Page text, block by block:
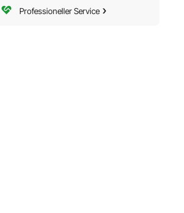
Professioneller Service